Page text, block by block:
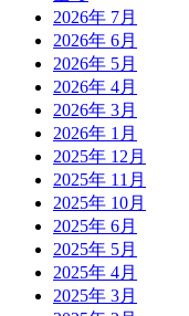
2026年 7月
2026年 6月
2026年 5月
2026年 4月
2026年 3月
2026年 1月
2025年 12月
2025年 11月
2025年 10月
2025年 6月
2025年 5月
2025年 4月
2025年 3月